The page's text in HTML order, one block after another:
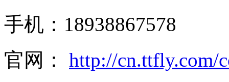
手机：18938867578
官网： http://cn.ttfly.com/